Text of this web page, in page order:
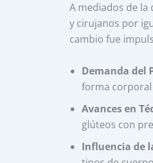
A mediados de la
y cirujanos por
cambio fue
Demanda del
forma
Avances en
glúteos con
Influencia de